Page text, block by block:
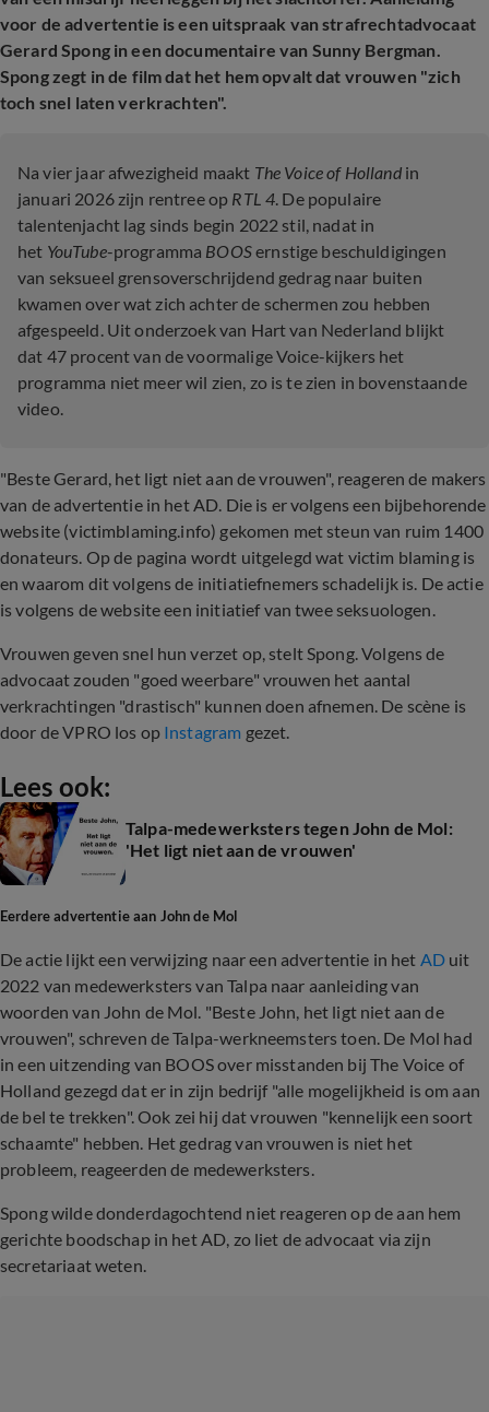
voor de advertentie is een uitspraak van strafrechtadvocaat
Gerard Spong in een documentaire van Sunny Bergman.
Spong zegt in de film dat het hem opvalt dat vrouwen "zich
toch snel laten verkrachten".
Na vier jaar afwezigheid maakt The Voice of Hollandin
januari 2026 zijn rentree op RTL 4. De populaire
talentenjacht lag sinds begin 2022 stil, nadat in
het YouTube-programma BOOSernstige beschuldigingen
van seksueel grensoverschrijdend gedrag naar buiten
kwamen over wat zich achter de schermen zou hebben
afgespeeld. Uit onderzoek van Hart van Nederland blijkt
dat 47 procent van de voormalige Voice-kijkers het
programma niet meer wil zien, zo is te zien in bovenstaande
video.
"Beste Gerard, het ligt niet aan de vrouwen", reageren de makers
van de advertentie in het AD. Die is er volgens een bijbehorende
website (victimblaming.info) gekomen met steun van ruim 1400
donateurs. Op de pagina wordt uitgelegd wat victim blaming is
en waarom dit volgens de initiatiefnemers schadelijk is. De actie
is volgens de website een initiatief van twee seksuologen.
Vrouwen geven snel hun verzet op, stelt Spong. Volgens de
advocaat zouden "goed weerbare" vrouwen het aantal
verkrachtingen "drastisch" kunnen doen afnemen. De scène is
door de VPRO los op Instagram gezet.
Lees ook:
Talpa-medewerksters tegen John de Mol:
'Het ligt niet aan de vrouwen'
Eerdere advertentie aan John de Mol
De actie lijkt een verwijzing naar een advertentie in het AD uit
2022 van medewerksters van Talpa naar aanleiding van
woorden van John de Mol. "Beste John, het ligt niet aan de
vrouwen", schreven de Talpa-werkneemsters toen. De Mol had
in een uitzending van BOOS over misstanden bij The Voice of
Holland gezegd dat er in zijn bedrijf "alle mogelijkheid is om aan
de bel te trekken". Ook zei hij dat vrouwen "kennelijk een soort
schaamte" hebben. Het gedrag van vrouwen is niet het
probleem, reageerden de medewerksters.
Spong wilde donderdagochtend niet reageren op de aan hem
gerichte boodschap in het AD, zo liet de advocaat via zijn
secretariaat weten.